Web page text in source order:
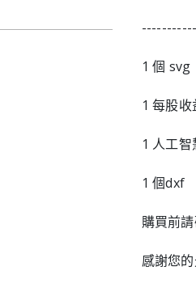
1 個 svg
1 每股收
1 人工智
1 個dxf
購買前
感謝您的